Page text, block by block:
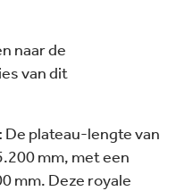
naar de
van dit
De plateau-lengte van
mm, met een
mm. Deze royale